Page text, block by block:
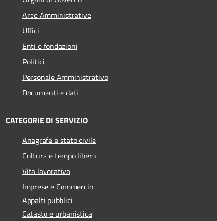
Aree Amministrative
Uffici
Enti e fondazioni
Politici
Personale Amministrativo
Documenti e dati
CATEGORIE DI SERVIZIO
Anagrafe e stato civile
Cultura e tempo libero
Vita lavorativa
Imprese e Commercio
Appalti pubblici
Catasto e urbanistica